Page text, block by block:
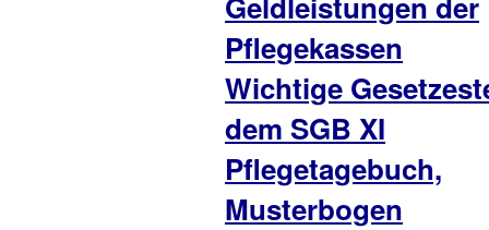
Pflegekassen
Wichtige
dem SGB XI
Pflegetagebuch,
Musterbogen